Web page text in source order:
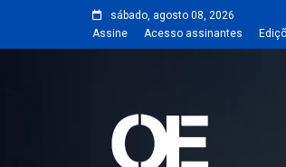
sábado, agosto 08, 2026
Assine
Acesso assinantes